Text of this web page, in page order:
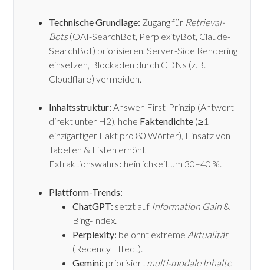
Technische Grundlage: Zugang für Retrieval-
Bots(OAI-SearchBot, PerplexityBot, Claude-
SearchBot) priorisieren, Server-Side Rendering
einsetzen, Blockaden durch CDNs (z.B.
Cloudflare) vermeiden.
Inhaltsstruktur: Answer-First-Prinzip (Antwort
direkt unter H2), hohe Faktendichte (≥1
einzigartiger Fakt pro 80 Wörter), Einsatz von
Tabellen & Listen erhöht
Extraktionswahrscheinlichkeit um 30–40 %.
Plattform-Trends:
ChatGPT: setzt auf Information Gain &
Bing-Index.
Perplexity: belohnt extreme Aktualität
(Recency Effect).
Gemini: priorisiert multi‑modale Inhalte